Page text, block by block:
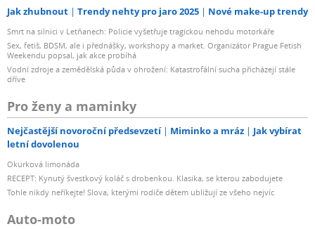
Jak zhubnout Trendy nehty pro jaro 2025 Nové make-up trendy
Smrt na silnici v Letňanech: Policie vyšetřuje tragickou nehodu motorkáře
Sex, fetiš, BDSM, ale i přednášky, workshopy a market. Organizátor Prague Fetish
Weekendu popsal, jak akce probíhá
Vodní zdroje a zemědělská půda v ohrožení: Katastrofální sucha přicházejí stále
dříve
Pro ženy a maminky
Nejčastější novoroční předsevzetí Miminko a mráz
Jak vybírat
letní dovolenou
Okurková limonáda
RECEPT: Kynutý švestkový koláč s drobenkou. Klasika, se kterou zabodujete
Tohle nikdy neříkejte! Slova, kterými rodiče dětem ubližují ze všeho nejvíc
Auto-moto